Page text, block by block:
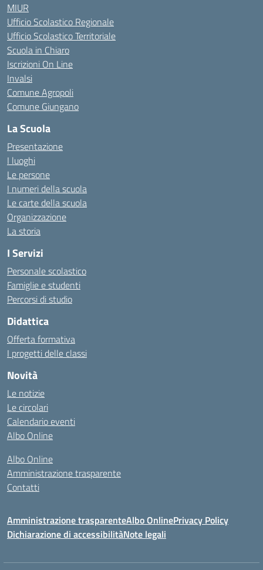
MIUR
Ufficio Scolastico Regionale
Ufficio Scolastico Territoriale
Scuola in Chiaro
Iscrizioni On Line
Invalsi
Comune Agropoli
Comune Giungano
La Scuola
Presentazione
I luoghi
Le persone
I numeri della scuola
Le carte della scuola
Organizzazione
La storia
I Servizi
Personale scolastico
Famiglie e studenti
Percorsi di studio
Didattica
Offerta formativa
I progetti delle classi
Novità
Le notizie
Le circolari
Calendario eventi
Albo Online
Albo Online
Amministrazione trasparente
Contatti
Amministrazione trasparenteAlbo OnlinePrivacy Policy
Dichiarazione di accessibilitàNote legali